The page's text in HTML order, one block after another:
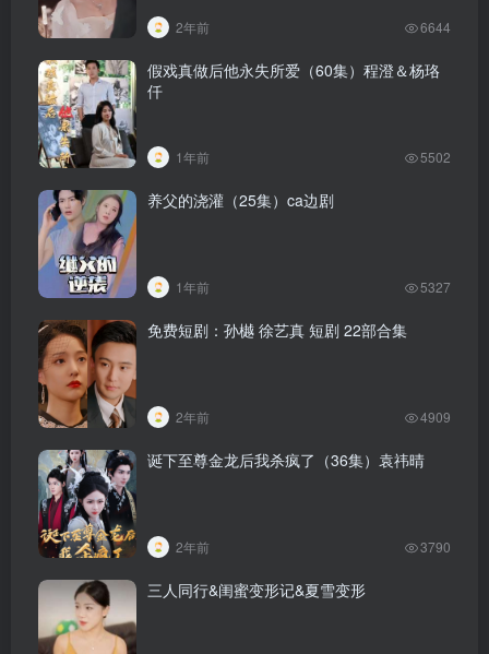
2年前 6644
假戏真做后他永失所爱（60集）程澄＆杨珞
仟
1年前 5502
养父的浇灌（25集）ca边剧
1年前 5327
免费短剧：孙樾 徐艺真 短剧 22部合集
2年前 4909
诞下至尊金龙后我杀疯了（36集）袁祎晴
2年前 3790
三人同行&闺蜜变形记&夏雪变形